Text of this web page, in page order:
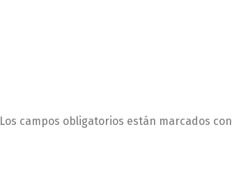
Los campos obligatorios están marcados con